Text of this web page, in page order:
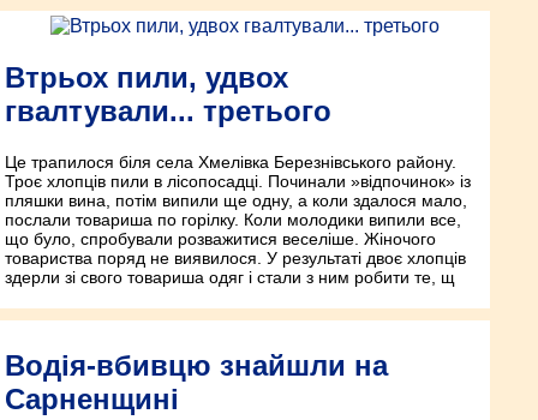
Втрьох пили, удвох
гвалтували... третього
Це трапилося біля села Хмелівка Березнівського району.
Троє хлопців пили в лісопосадці. Починали »відпочинок» із
пляшки вина, потім випили ще одну, а коли здалося мало,
послали товариша по горілку. Коли молодики випили все,
що було, спробували розважитися веселіше. Жіночого
товариства поряд не виявилося. У результаті двоє хлопців
здерли зі свого товариша одяг і стали з ним робити те, щ
Водія-вбивцю знайшли на
Сарненщині